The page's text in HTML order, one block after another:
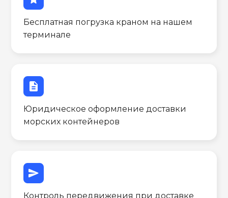
Бесплатная погрузка краном на нашем
терминале
description
Юридическое оформление доставки
морских контейнеров
send
Контроль передвижения при доставке